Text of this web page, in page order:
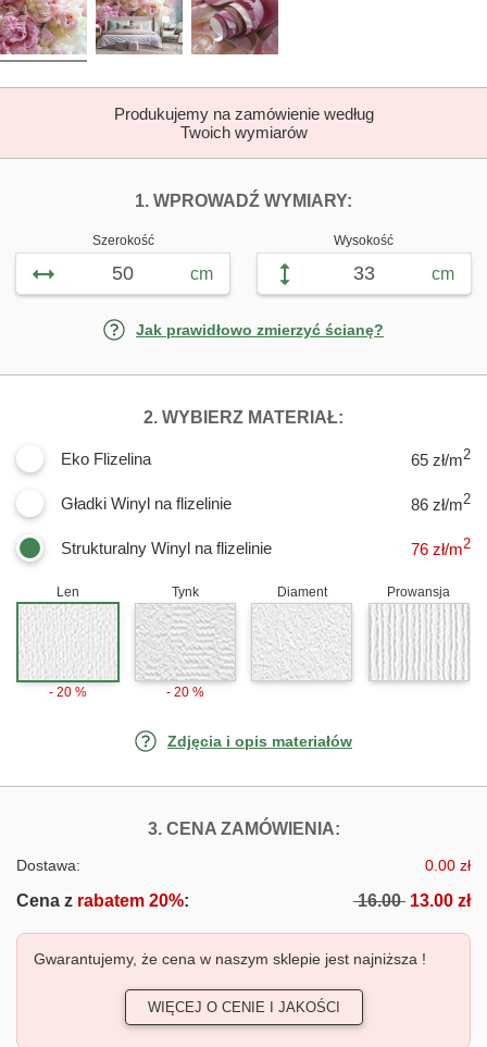
Produkujemy na zamówienie według
Twoich wymiarów
1. WPROWADŹ WYMIARY:
Szerokość
cm
Wysokość
cm
Jak prawidłowo zmierzyć ścianę?
2. WYBIERZ MATERIAŁ:
Eko Flizelina 65 zł/m2
Gładki Winyl na flizelinie 86 zł/m2
Strukturalny Winyl na flizelinie 76 zł/m2
Len
- 20 %
Tynk
- 20 %
Diament Prowansja
Zdjęcia i opis materiałów
3. CENA ZAMÓWIENIA:FOTOTAPETY
Dostawa: 0.00 zł
Cena z rabatem 20%: 16.00 13.00 zł
Gwarantujemy, że cena w naszym sklepie jest najniższa !
WIĘCEJ O CENIE I JAKOŚCI